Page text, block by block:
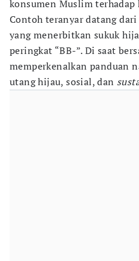
konsumen Muslim
Contoh teranyar datang
yang menerbitkan sukuk
peringkat “BB-”. Di saat
memperkenalkan panduan
utang hijau, sosial, dan